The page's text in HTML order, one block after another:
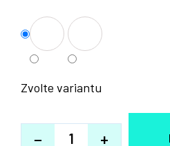
Zvolte variantu
+
−